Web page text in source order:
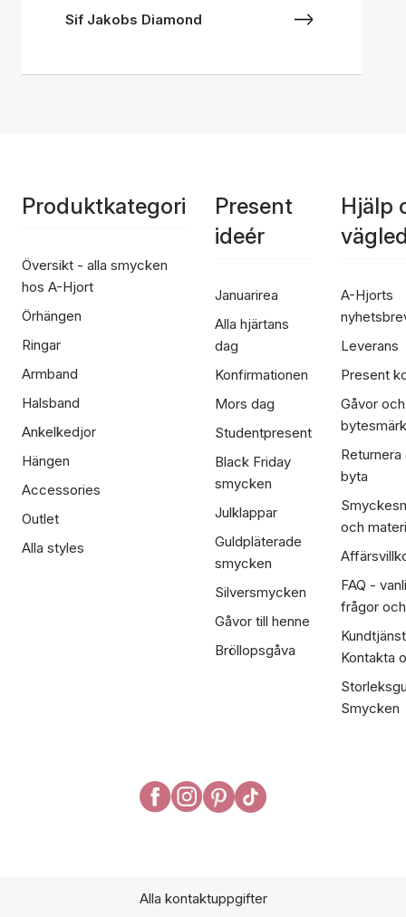
Sif Jakobs Diamond
Produktkategori
Översikt - alla smycken
hos A-Hjort
Örhängen
Ringar
Armband
Halsband
Ankelkedjor
Hängen
Accessories
Outlet
Alla styles
Present
ideér
Januarirea
Alla hjärtans
dag
Konfirmationen
Mors dag
Studentpresent
Black Friday
smycken
Julklappar
Guldpläterade
smycken
Silversmycken
Gåvor till henne
Bröllopsgåva
Hjälp
A-Hjorts
Leverans
Present
Gåvor och
Returnera
byta
och
FAQ -
frågor
Kontakta
Smycken
Alla kontaktuppgifter